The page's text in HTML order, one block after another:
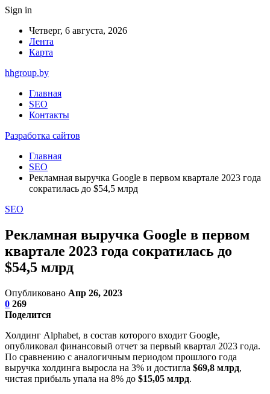
Sign in
Четверг, 6 августа, 2026
Лента
Карта
hhgroup.by
Главная
SEO
Контакты
Разработка сайтов
Главная
SEO
Рекламная выручка Google в первом квартале 2023 года
сократилась до $54,5 млрд
SEO
Рекламная выручка Google в первом
квартале 2023 года сократилась до
$54,5 млрд
Опубликовано Апр 26, 2023
0 269
Поделится
Холдинг Alphabet, в состав которого входит Google,
опубликовал финансовый отчет за первый квартал 2023 года.
По сравнению с аналогичным периодом прошлого года
выручка холдинга выросла на 3% и достигла $69,8 млрд,
чистая прибыль упала на 8% до $15,05 млрд.